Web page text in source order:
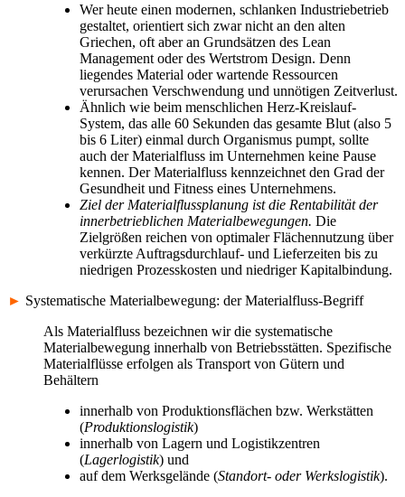
Wer heute einen modernen, schlanken Industriebetrieb
gestaltet, orientiert sich zwar nicht an den alten
Griechen, oft aber an Grundsätzen des Lean
Management oder des Wertstrom Design. Denn
liegendes Material oder wartende Ressourcen
verursachen Verschwendung und unnötigen Zeitverlust.
Ähnlich wie beim menschlichen Herz-Kreislauf-
System, das alle 60 Sekunden das gesamte Blut (also 5
bis 6 Liter) einmal durch Organismus pumpt, sollte
auch der Materialfluss im Unternehmen keine Pause
kennen. Der Materialfluss kennzeichnet den Grad der
Gesundheit und Fitness eines Unternehmens.
Ziel der Materialflussplanung ist die Rentabilität der
innerbetrieblichen Materialbewegungen. Die
Zielgrößen reichen von optimaler Flächennutzung über
verkürzte Auftragsdurchlauf- und Lieferzeiten bis zu
niedrigen Prozesskosten und niedriger Kapitalbindung.
► Systematische Materialbewegung: der Materialfluss-Begriff
Als Materialfluss bezeichnen wir die systematische
Materialbewegung innerhalb von Betriebsstätten. Spezifische
Materialflüsse erfolgen als Transport von Gütern und
Behältern
innerhalb von Produktionsflächen bzw. Werkstätten
(Produktionslogistik)
innerhalb von Lagern und Logistikzentren
(Lagerlogistik) und
auf dem Werksgelände (Standort- oder Werkslogistik).